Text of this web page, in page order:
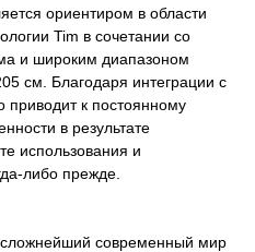
ориентиром в области
Tim в сочетании со
и широким диапазоном
см. Благодаря интеграции с
приводит к постоянному
в результате
использования и
либо прежде.
сложнейший современный мир